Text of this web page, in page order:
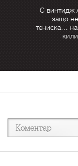
С винтидж
защо
тениска…